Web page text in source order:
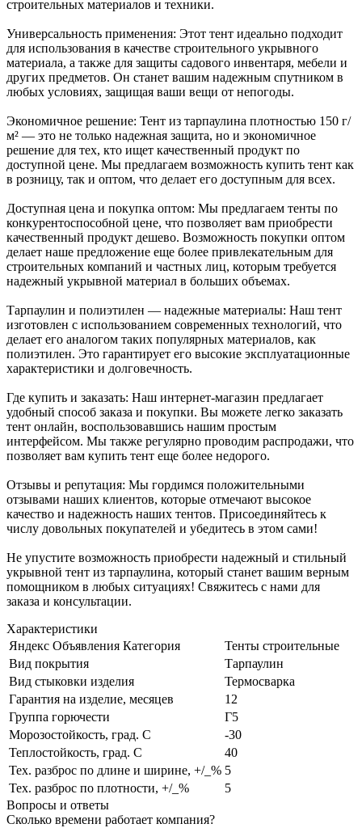
строительных материалов и техники.
Универсальность применения: Этот тент идеально подходит
для использования в качестве строительного укрывного
материала, а также для защиты садового инвентаря, мебели и
других предметов. Он станет вашим надежным спутником в
любых условиях, защищая ваши вещи от непогоды.
Экономичное решение: Тент из тарпаулина плотностью 150 г/
м² — это не только надежная защита, но и экономичное
решение для тех, кто ищет качественный продукт по
доступной цене. Мы предлагаем возможность купить тент как
в розницу, так и оптом, что делает его доступным для всех.
Доступная цена и покупка оптом: Мы предлагаем тенты по
конкурентоспособной цене, что позволяет вам приобрести
качественный продукт дешево. Возможность покупки оптом
делает наше предложение еще более привлекательным для
строительных компаний и частных лиц, которым требуется
надежный укрывной материал в больших объемах.
Тарпаулин и полиэтилен — надежные материалы: Наш тент
изготовлен с использованием современных технологий, что
делает его аналогом таких популярных материалов, как
полиэтилен. Это гарантирует его высокие эксплуатационные
характеристики и долговечность.
Где купить и заказать: Наш интернет-магазин предлагает
удобный способ заказа и покупки. Вы можете легко заказать
тент онлайн, воспользовавшись нашим простым
интерфейсом. Мы также регулярно проводим распродажи, что
позволяет вам купить тент еще более недорого.
Отзывы и репутация: Мы гордимся положительными
отзывами наших клиентов, которые отмечают высокое
качество и надежность наших тентов. Присоединяйтесь к
числу довольных покупателей и убедитесь в этом сами!
Не упустите возможность приобрести надежный и стильный
укрывной тент из тарпаулина, который станет вашим верным
помощником в любых ситуациях! Свяжитесь с нами для
заказа и консультации.
Характеристики
Яндекс Объявления Категория
Тенты строительные
Вид покрытия
Тарпаулин
Вид стыковки изделия
Термосварка
Гарантия на изделие, месяцев
12
Группа горючести
Г5
Морозостойкость, град. С
-30
Теплостойкость, град. С
40
Тех. разброс по длине и ширине, +/_% 5
Тех. разброс по плотности, +/_%
5
Вопросы и ответы
Сколько времени работает компания?